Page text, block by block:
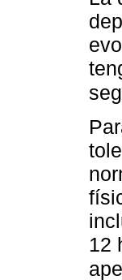
12